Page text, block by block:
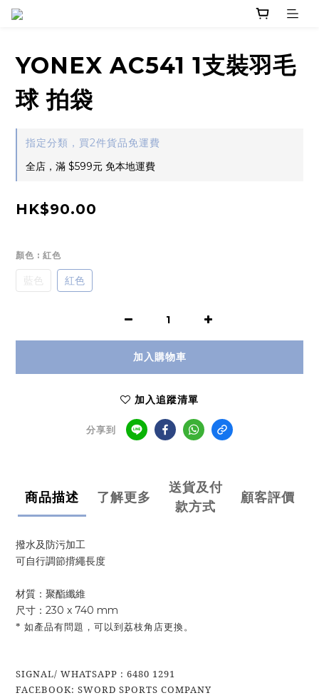
YONEX AC541 1支裝羽毛
球 拍袋
指定分類，買2件貨品免運費
全店，滿 $599元 免本地運費
HK$90.00
顏色 : 紅色
藍色 紅色
加入購物車
加入追蹤清單
分享到
商品描述 了解更多
送貨及付
款方式
顧客評價
撥水及防污加工
可自行調節揹繩長度
材質：聚酯纖維
尺寸：230 x 740 mm
* 如產品有問題，可以到荔枝角店更換。
SIGNAL/ WHATSAPP : 6480 1291
FACEBOOK: SWORD SPORTS COMPANY